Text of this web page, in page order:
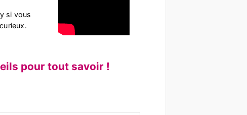
si vous
pour tout savoir !